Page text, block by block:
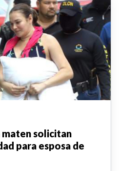
solicitan
para esposa de